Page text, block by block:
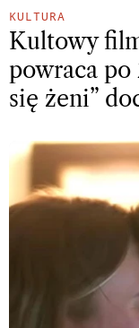
KULTURA
Kultowy
powraca po
się żeni”